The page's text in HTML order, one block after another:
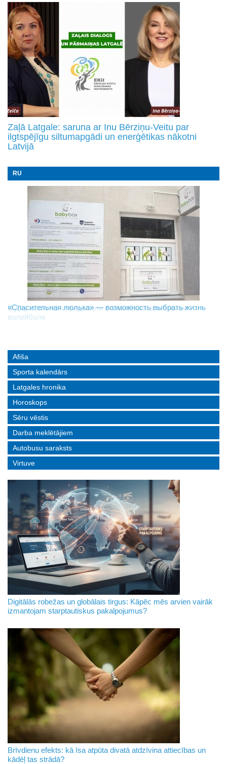
Zaļā Latgale: saruna ar Inu Bērziņu-Veitu par
ilgtspējīgu siltumapgādi un enerģētikas nākotni
Latvijā
RU
В Даугавпилсе определили сильнейших в пляжном
волейболе
«Спасительная люлька» — возможность выбрать жизнь
Новое поколение пограничников: Даугавпилсское
управление пополнили молодые специалисты
Afiša
Sporta kalendārs
Latgales hronika
Horoskops
Sēru vēstis
Darba meklētājiem
Autobusu saraksts
Virtuve
Digitālās robežas un globālais tirgus: Kāpēc mēs arvien vairāk
izmantojam starptautiskus pakalpojumus?
Brīvdienu efekts: kā īsa atpūta divatā atdzīvina attiecības un
kādēļ tas strādā?